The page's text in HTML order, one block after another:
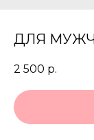
ДЛЯ
2 500 р.